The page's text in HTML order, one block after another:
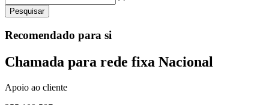
Pesquisar
Recomendado para si
Chamada para rede fixa Nacional
Apoio ao cliente